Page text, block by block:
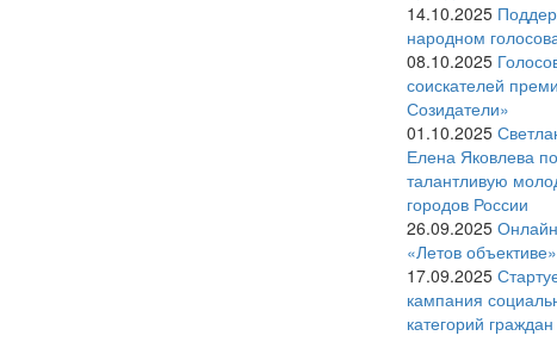
14.10.2025
народном
08.10.2025
соискателей
Созидатели»
01.10.2025
Елена Яковлева
талантливую
городов России
26.09.2025
«Летов объективе»
17.09.2025
кампания
категорий граждан